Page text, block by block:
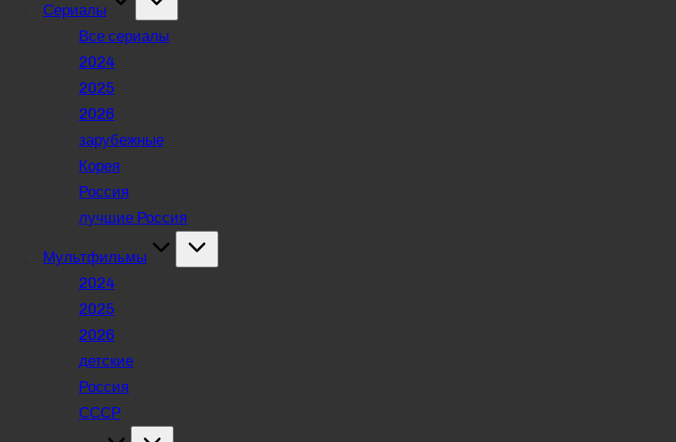
Сериалы
Все сериалы
2024
2025
2026
зарубежные
Корея
Россия
лучшие Россия
Мультфильмы
2024
2025
2026
детские
Россия
СССР